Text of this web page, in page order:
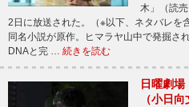
木」（読
2日に放送された。（※以下、ネタバレ
同名小説が原作。ヒマラヤ山中で発掘さ
DNAと完 … 続きを読む
日曜劇
（小日